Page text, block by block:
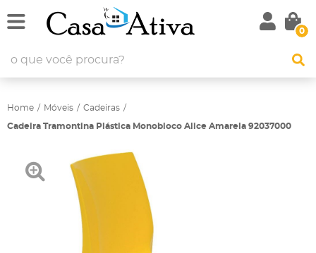
0
Home Móveis Cadeiras
Cadeira Tramontina Plástica Monobloco Alice Amarela 92037000